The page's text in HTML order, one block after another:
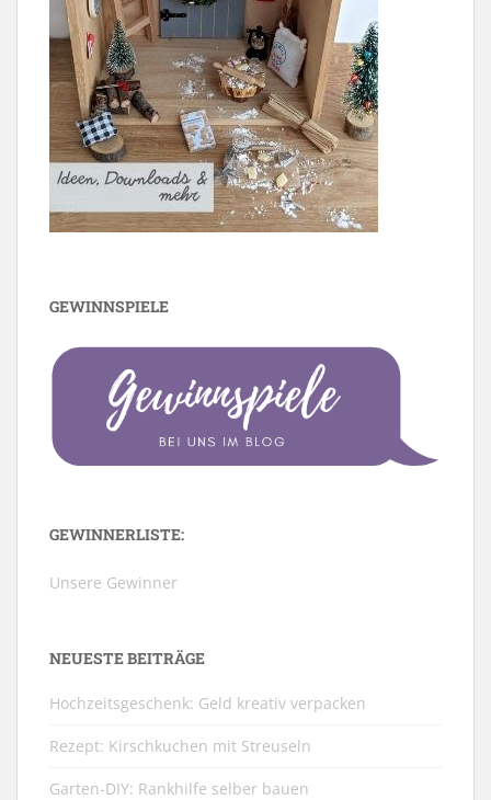
GEWINNSPIELE
GEWINNERLISTE:
Unsere Gewinner
NEUESTE BEITRÄGE
Hochzeitsgeschenk: Geld kreativ verpacken
Rezept: Kirschkuchen mit Streuseln
Garten-DIY: Rankhilfe selber bauen